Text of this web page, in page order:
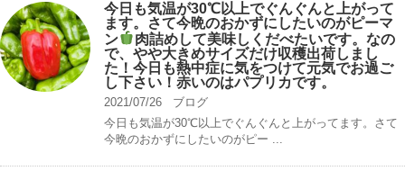
今日も気温が30℃以上でぐんぐんと上がって
ます。さて今晩のおかずにしたいのがピーマ
ン
肉詰めして美味しくだべたいです。なの
で、やや大きめサイズだけ収穫出荷しまし
た！今日も熱中症に気をつけて元気でお過ご
し下さい！赤いのはパプリカです。
2021/07/26
ブログ
今日も気温が30℃以上でぐんぐんと上がってます。さて
今晩のおかずにしたいのがピー ...